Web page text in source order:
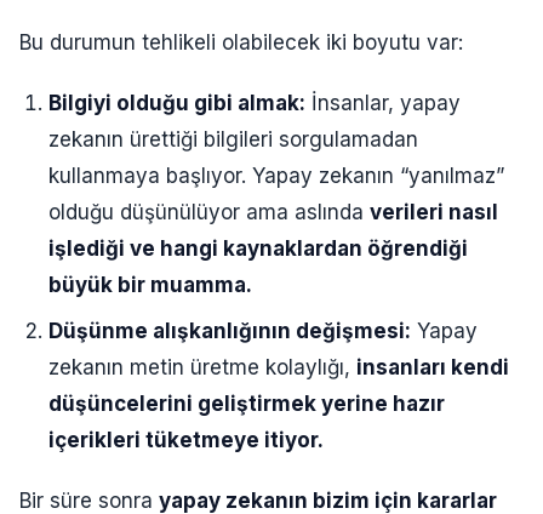
Bu durumun tehlikeli olabilecek iki boyutu var:
Bilgiyi olduğu gibi almak: İnsanlar, yapay
zekanın ürettiği bilgileri sorgulamadan
kullanmaya başlıyor. Yapay zekanın “yanılmaz”
olduğu düşünülüyor ama aslında verileri nasıl
işlediği ve hangi kaynaklardan öğrendiği
büyük bir muamma.
Düşünme alışkanlığının değişmesi: Yapay
zekanın metin üretme kolaylığı, insanları kendi
düşüncelerini geliştirmek yerine hazır
içerikleri tüketmeye itiyor.
Bir süre sonra yapay zekanın bizim için kararlar